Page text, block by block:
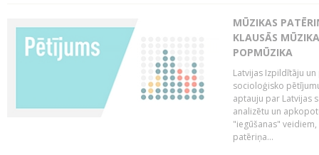
MŪZIKAS
KLAUSĀS
POPMŪZIKA
Latvijas Izpildītāju
socioloģisko
aptauju par Latvijas
analizētu un
"iegūšanas"
patēriņa...